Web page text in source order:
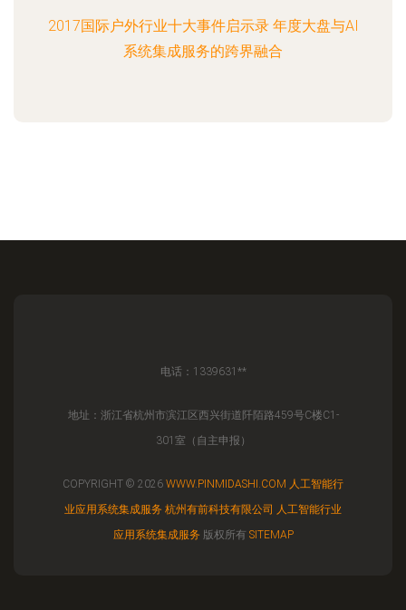
2017国际户外行业十大事件启示录 年度大盘与AI
系统集成服务的跨界融合
电话：1339631**
地址：浙江省杭州市滨江区西兴街道阡陌路459号C楼C1-
301室（自主申报）
COPYRIGHT © 2026 WWW.PINMIDASHI.COM 人工智能行
业应用系统集成服务 杭州有前科技有限公司 人工智能行业
应用系统集成服务 版权所有 SITEMAP